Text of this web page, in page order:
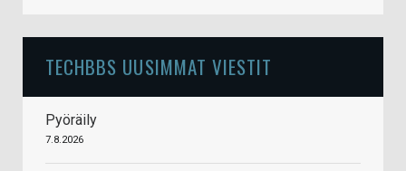
TECHBBS UUSIMMAT VIESTIT
Pyöräily
7.8.2026